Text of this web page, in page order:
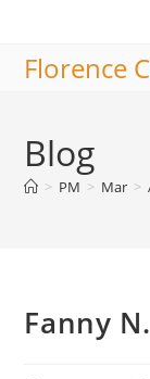
contentFlorence
Blog
> PM > Mar >
Fanny